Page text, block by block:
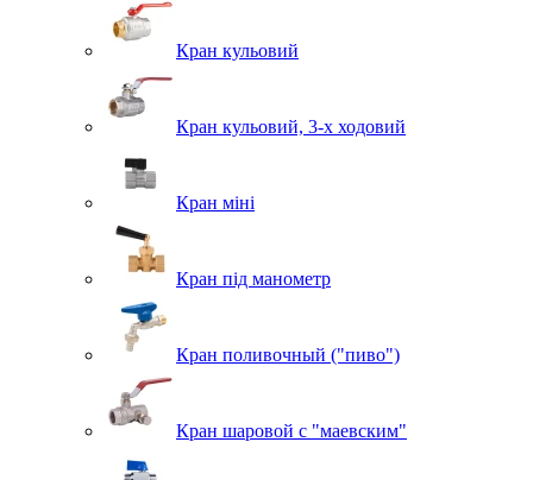
Кран кульовий
Кран кульовий, 3-х ходовий
Кран міні
Кран під манометр
Кран поливочный ("пиво")
Кран шаровой с "маевским"